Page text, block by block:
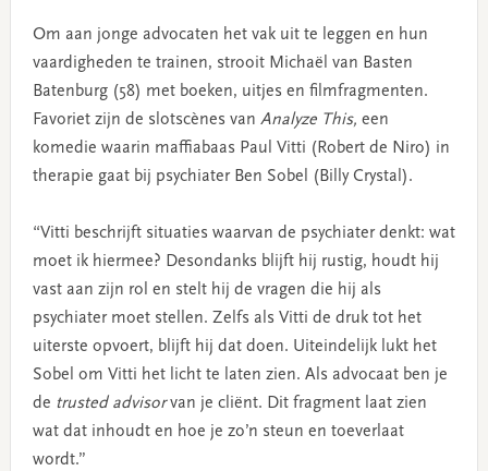
Om aan jonge advocaten het vak uit te leggen en hun
vaardigheden te trainen, strooit Michaël van Basten
Batenburg (58) met boeken, uitjes en filmfragmenten.
Favoriet zijn de slotscènes van Analyze This, een
komedie waarin maffiabaas Paul Vitti (Robert de Niro) in
therapie gaat bij psychiater Ben Sobel (Billy Crystal).
“Vitti beschrijft situaties waarvan de psychiater denkt: wat
moet ik hiermee? Desondanks blijft hij rustig, houdt hij
vast aan zijn rol en stelt hij de vragen die hij als
psychiater moet stellen. Zelfs als Vitti de druk tot het
uiterste opvoert, blijft hij dat doen. Uiteindelijk lukt het
Sobel om Vitti het licht te laten zien. Als advocaat ben je
de trusted advisorvan je cliënt. Dit fragment laat zien
wat dat inhoudt en hoe je zo’n steun en toeverlaat
wordt.”